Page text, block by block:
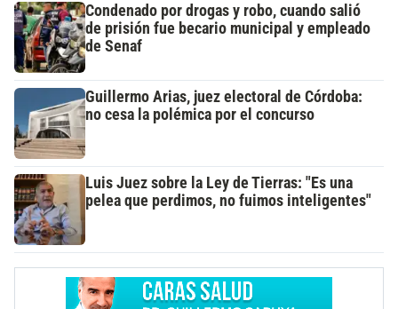
Condenado por drogas y robo, cuando salió
de prisión fue becario municipal y empleado
de Senaf
Guillermo Arias, juez electoral de Córdoba:
no cesa la polémica por el concurso
Luis Juez sobre la Ley de Tierras: "Es una
pelea que perdimos, no fuimos inteligentes"